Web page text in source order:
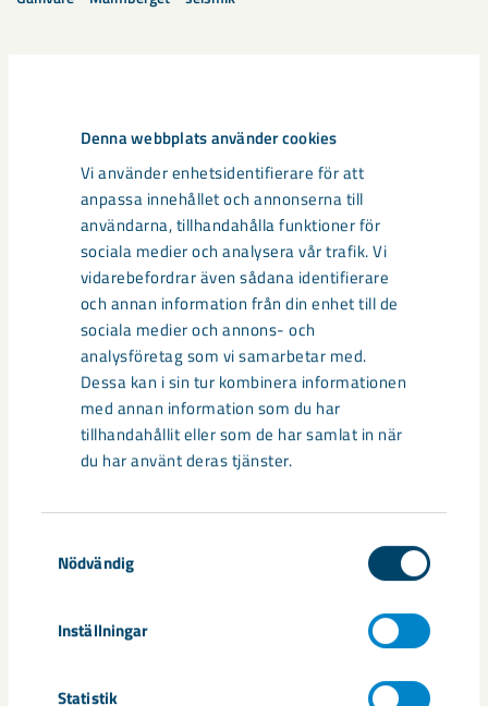
Denna webbplats använder cookies
Vi använder enhetsidentifierare för att
anpassa innehållet och annonserna till
användarna, tillhandahålla funktioner för
sociala medier och analysera vår trafik. Vi
vidarebefordrar även sådana identifierare
och annan information från din enhet till de
sociala medier och annons- och
analysföretag som vi samarbetar med.
Dessa kan i sin tur kombinera informationen
med annan information som du har
tillhandahållit eller som de har samlat in när
du har använt deras tjänster.
Nödvändig
Inställningar
Statistik
Relaterat innehåll
Så kan humanoida robotar öka
säkerheten i framtidens gruva
robotar med armar och ben, går snabbt. I takt med att
tekniken blir alltmer avancerad ...